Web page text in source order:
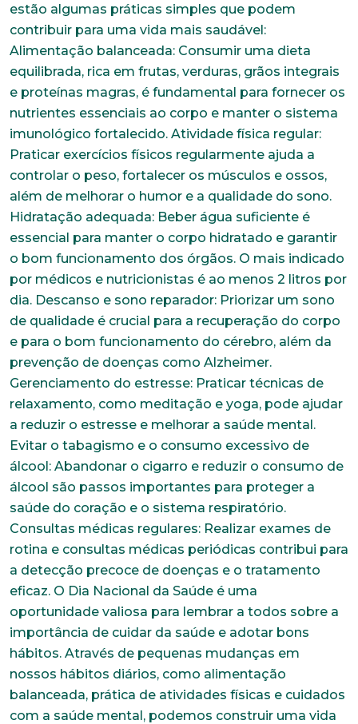
estão algumas práticas simples que podem
contribuir para uma vida mais saudável:
Alimentação balanceada: Consumir uma dieta
equilibrada, rica em frutas, verduras, grãos integrais
e proteínas magras, é fundamental para fornecer os
nutrientes essenciais ao corpo e manter o sistema
imunológico fortalecido. Atividade física regular:
Praticar exercícios físicos regularmente ajuda a
controlar o peso, fortalecer os músculos e ossos,
além de melhorar o humor e a qualidade do sono.
Hidratação adequada: Beber água suficiente é
essencial para manter o corpo hidratado e garantir
o bom funcionamento dos órgãos. O mais indicado
por médicos e nutricionistas é ao menos 2 litros por
dia. Descanso e sono reparador: Priorizar um sono
de qualidade é crucial para a recuperação do corpo
e para o bom funcionamento do cérebro, além da
prevenção de doenças como Alzheimer.
Gerenciamento do estresse: Praticar técnicas de
relaxamento, como meditação e yoga, pode ajudar
a reduzir o estresse e melhorar a saúde mental.
Evitar o tabagismo e o consumo excessivo de
álcool: Abandonar o cigarro e reduzir o consumo de
álcool são passos importantes para proteger a
saúde do coração e o sistema respiratório.
Consultas médicas regulares: Realizar exames de
rotina e consultas médicas periódicas contribui para
a detecção precoce de doenças e o tratamento
eficaz. O Dia Nacional da Saúde é uma
oportunidade valiosa para lembrar a todos sobre a
importância de cuidar da saúde e adotar bons
hábitos. Através de pequenas mudanças em
nossos hábitos diários, como alimentação
balanceada, prática de atividades físicas e cuidados
com a saúde mental, podemos construir uma vida